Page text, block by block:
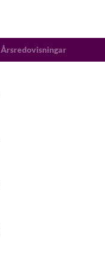
Årsredovisningar